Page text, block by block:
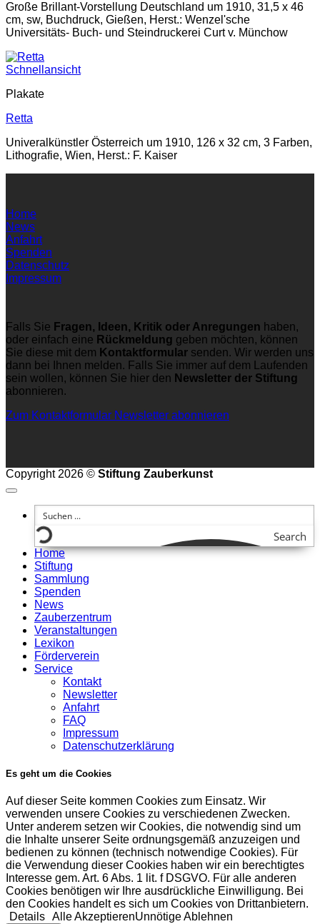
Große Brillant-Vorstellung Deutschland um 1910, 31,5 x 46
cm, sw, Buchdruck, Gießen, Herst.: Wenzel'sche
Universitäts- Buch- und Steindruckerei Curt v. Münchow
Schnellansicht
Plakate
Retta
Univeralkünstler Österreich um 1910, 126 x 32 cm, 3 Farben,
Lithografie, Wien, Herst.: F. Kaiser
Home
News
Anfahrt
Spenden
Datenschutz
Impressum
Falls Sie Fragen, Ideen, Kritik oder Anregungen haben,
oder einfach eine Rückmeldung geben möchten, können
Sie diese mit dem Kontaktformular senden. Wir werden uns
dann bei Ihnen melden. Falls Sie immer auf dem Laufenden
sein wollen, können Sie hier den Newsletter der Stiftung
abonnieren.
Zum Kontaktformular Newsletter abonnieren
Copyright 2026 © Stiftung Zauberkunst
Search
Home
Stiftung
Sammlung
Spenden
News
Zauberzentrum
Veranstaltungen
Lexikon
Förderverein
Service
Kontakt
Newsletter
Anfahrt
FAQ
Impressum
Datenschutzerklärung
Es geht um die Cookies
Auf dieser Seite kommen Cookies zum Einsatz. Wir
verwenden unsere Cookies zu verschiedenen Zwecken.
Unter anderem setzen wir Cookies, die notwendig sind um
die Inhalte unserer Seite ordnungsgemäß anzuzeigen und
bedienen zu können (technisch notwendige Cookies). Für
die Verwendung dieser Cookies haben wir ein berechtigtes
Interesse gem. Art. 6 Abs. 1 lit. f DSGVO. Für alle anderen
Cookies benötigen wir Ihre ausdrückliche Einwilligung. Bei
den Cookies handelt es sich um Cookies von Drittanbietern.
Details Alle AkzeptierenUnnötige Ablehnen